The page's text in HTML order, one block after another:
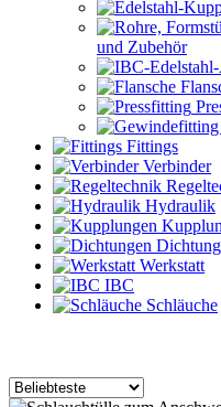
und Zubehör
Fittings
Verbinder
Hydraulik
Werkstatt
IBC
Schläuche